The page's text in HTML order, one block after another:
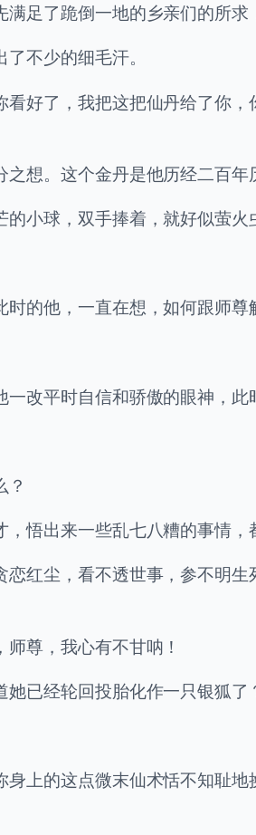
足了跪倒一地的乡亲们的所求
不少的细毛汗。
好了，我把这把仙丹给了你
想。这个金丹是他历经二百年
小球，双手捧着，就好似萤火
时的他，一直在想，如何跟师
改平时自信和骄傲的眼神，
？
悟出来一些乱七八糟的事情，
红尘，看不透世事，参不明
尊，我心有不甘呐！
已经轮回投胎化作一只银狐了
上的这点微末仙术恬不知耻